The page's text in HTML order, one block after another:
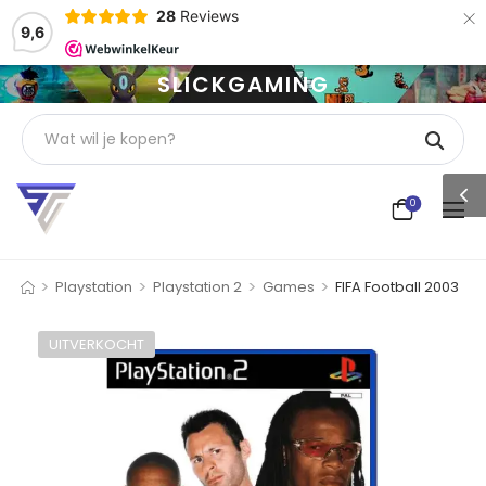
9,6
28 Reviews ×
SLICKGAMING
0
> Playstation > Playstation 2 > Games > FIFA Football 2003
UITVERKOCHT